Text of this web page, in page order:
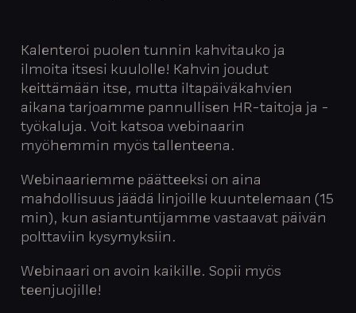
Kalenteroi puolen tunnin kahvitauko ja
ilmoita itsesi kuulolle! Kahvin joudut
keittämään itse, mutta iltapäiväkahvien
aikana tarjoamme pannullisen HR-taitoja ja -
työkaluja. Voit katsoa webinaarin
myöhemmin myös tallenteena.
Webinaariemme päätteeksi on aina
mahdollisuus jäädä linjoille kuuntelemaan (15
min), kun asiantuntijamme vastaavat päivän
polttaviin kysymyksiin.
Webinaari on avoin kaikille. Sopii myös
teenjuojille!